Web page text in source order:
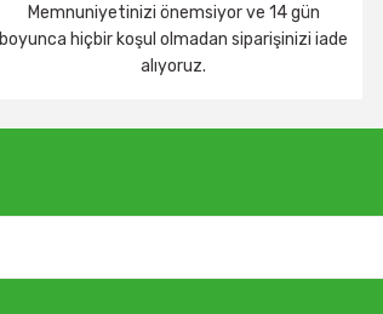
Memnuniyetinizi önemsiyor ve 14 gün
boyunca hiçbir koşul olmadan siparişinizi iade
alıyoruz.